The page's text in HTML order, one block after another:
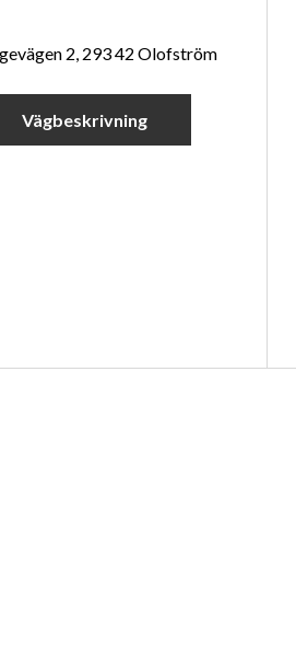
2, 293 42 Olofström
Vägbeskrivning